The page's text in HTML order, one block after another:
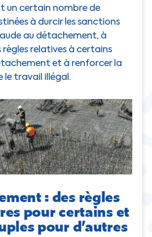
un certain nombre de
à durcir les sanctions
au détachement, à
règles relatives à certains
et à renforcer la
le travail illégal.
: des règles
pour certains et
pour d’autres